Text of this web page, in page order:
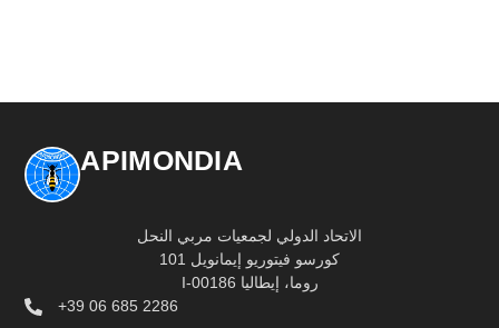
APIMONDIA
الاتحاد الدولي لجمعيات مربي النحل
كورسو فيتوريو إيمانويل 101
I-00186 روما، إيطاليا
+39 06 685 2286